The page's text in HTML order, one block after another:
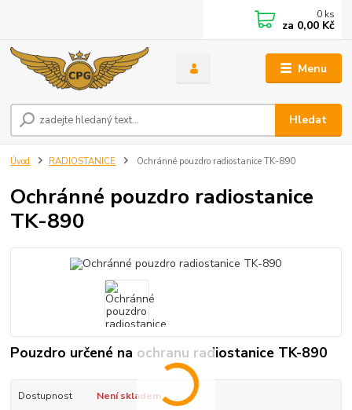
Menu
Hledat
0 ks
za 0,00 Kč
Úvod RADIOSTANICE Ochránné pouzdro radiostanice TK-890
Ochránné pouzdro radiostanice
TK-890
Pouzdro určené na ochranu radiostanice TK-890
Dostupnost Není skladem